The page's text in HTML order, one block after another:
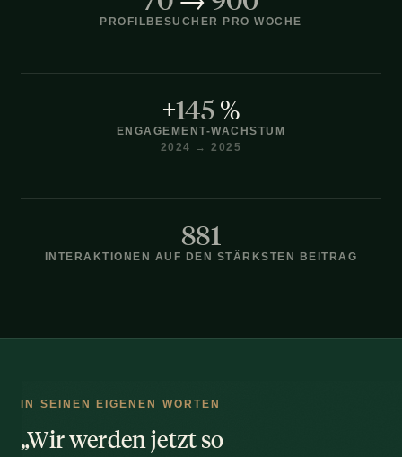
PROFILBESUCHER PRO WOCHE
+145 %
ENGAGEMENT-WACHSTUM
2024 → 2025
881
INTERAKTIONEN AUF DEN STÄRKSTEN BEITRAG
IN SEINEN EIGENEN WORTEN
„Wirwerdenjetztso